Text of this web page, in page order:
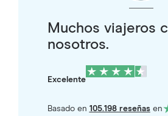
Muchos viajeros
nosotros.
Excelente
Basado en 105.198 reseñasen